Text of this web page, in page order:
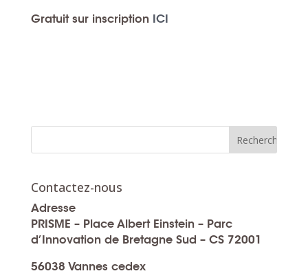
Gratuit sur inscriptionICI
Contactez-nous
Adresse
PRISME – Place Albert Einstein – Parc
d’Innovation de Bretagne Sud – CS 72001
56038 Vannes cedex